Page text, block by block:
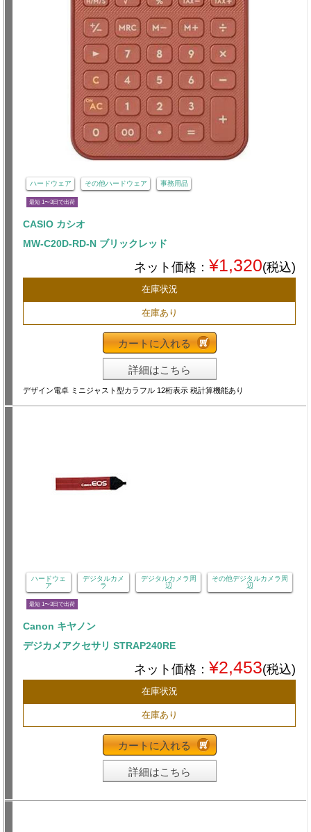
ハードウェア その他ハードウェア 事務用品
最短 1〜3日で出荷
CASIO カシオ
MW-C20D-RD-N ブリックレッド
ネット価格： ¥1,320(税込)
在庫状況
在庫あり
カートに入れる
詳細はこちら
デザイン電卓 ミニジャスト型カラフル 12桁表示 税計算機能あり
ハードウェ
ア
デジタルカメ
ラ
デジタルカメラ周
辺
その他デジタルカメラ周
辺
最短 1〜3日で出荷
Canon キヤノン
デジカメアクセサリ STRAP240RE
ネット価格： ¥2,453(税込)
在庫状況
在庫あり
カートに入れる
詳細はこちら